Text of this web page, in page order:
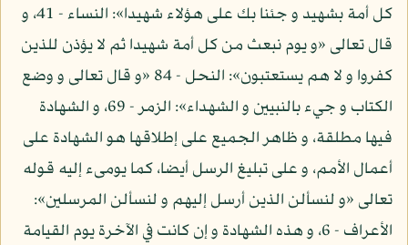
كل أمة بشهيد و جئنا بك على هؤلاء شهيدا»: النساء - 41، و
قال تعالى «و يوم نبعث من كل أمة شهيدا ثم لا يؤذن للذين
كفروا و لا هم يستعتبون»: النحل - 84 «و قال تعالى و وضع
الكتاب و جيء بالنبيين و الشهداء»: الزمر - 69، و الشهادة
فيها مطلقة، و ظاهر الجميع على إطلاقها هو الشهادة على
أعمال الأمم، و على تبليغ الرسل أيضا، كما يومىء إليه قوله
تعالى «و لنسألن الذين أرسل إليهم و لنسألن المرسلين»:
الأعراف - 6، و هذه الشهادة و إن كانت في الآخرة يوم القيامة